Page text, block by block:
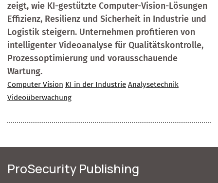
zeigt, wie KI-gestützte Computer-Vision-Lösungen
Effizienz, Resilienz und Sicherheit in Industrie und
Logistik steigern. Unternehmen profitieren von
intelligenter Videoanalyse für Qualitätskontrolle,
Prozessoptimierung und vorausschauende
Wartung.
Computer Vision KI in der Industrie Analysetechnik
Videoüberwachung
ProSecurity Publishing